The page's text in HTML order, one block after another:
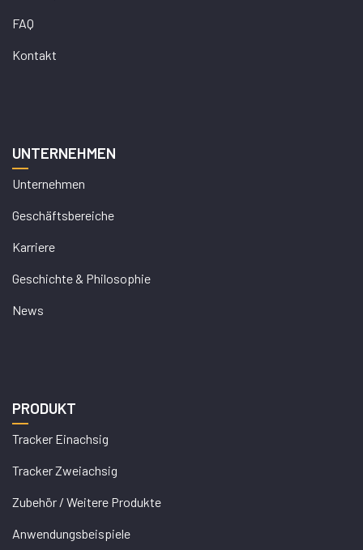
FAQ
Kontakt
UNTERNEHMEN
Unternehmen
Geschäftsbereiche
Karriere
Geschichte & Philosophie
News
PRODUKT
Tracker Einachsig
Tracker Zweiachsig
Zubehör / Weitere Produkte
Anwendungsbeispiele